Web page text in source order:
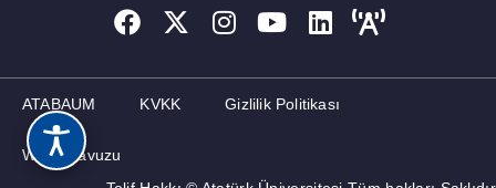
ATABAUM KVKK Gizlilik Politikası
Web Kılavuzu